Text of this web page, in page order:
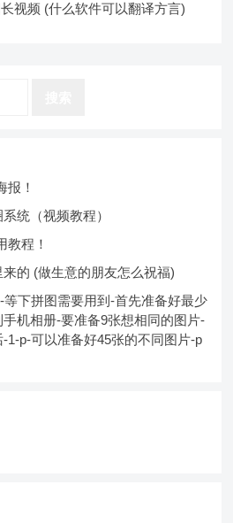
视频 (什么软件可以翻译方言)
报！
统（视频教程）
教程！
的 (做生意的朋友怎么祝福)
下拼图需要用到-首先准备好最少
机相册-要准备9张想相同的图片-
1-p-可以准备好45张的不同图片-p